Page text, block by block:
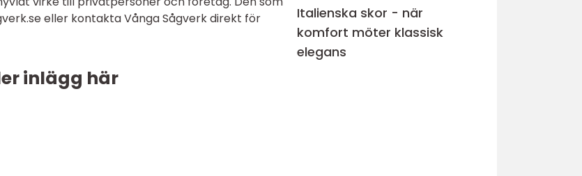
eller kontakta Vånga Sågverk direkt för
inlägg här
Italienska skor - när
komfort möter klassisk
elegans